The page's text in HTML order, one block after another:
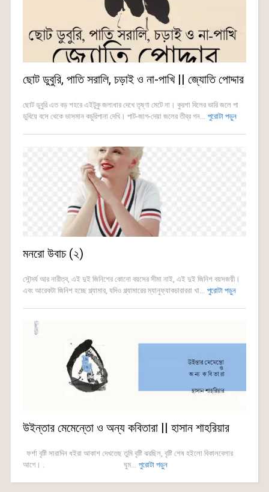
ছোট ডুবুরি, পাতি সরালি, চড়াই ও না-পাখি || জ্যোতি পোদ্দার
ছোট ডুবুরি এত বড় শহরে এইটুকু জলাধার দেখে তৃষ্ণা মেটে না। কুরশা বিলের ভারি জলে পা
ডুবিয়ে বসে থেকে ভাসমান কচুরিপানা দেখি। পাট-জাগ-দেয়া জলের তীব্র গন... পুরোটা পড়ুন
মনরো উবাচ (২)
সৌন্দর্য আর নারীত্ব, এই দুই জিনিশের কোনো বয়সের সীমা নাই, এই দুই জিনিশ বয়সজয়ী।
এবং আরেকটা জিনিশ হচ্ছে গ্ল্যামার, যদিও গ্ল্যামারের ম্যানুফ্যাকচারাররা খা... পুরোটা পড়ুন
উইন্তার মেমেন্তো ও অন্য কবিতারা || হাসান শাহরিয়ার
ফর্শা বৃষ্টি সারাদিন ধইরা আকাশ দেখতেছ তুমি বৃষ্টি ঝরছিল, বৃষ্টি শেষ হইলো বিকালবেলার
আগে। . ঘুম... পুরোটা পড়ুন